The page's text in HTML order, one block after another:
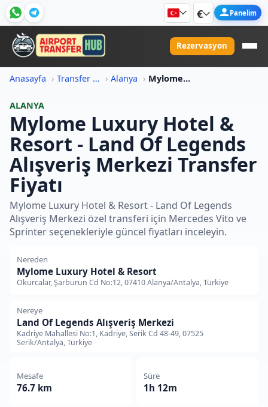
€ Panelim
Rezervasyon
Anasayfa Transfer Fiyat Bilgileri Alanya Mylome Luxury Hotel Resort Land Of Legends Alisveris Merkezi Transfer Fiyati
ALANYA
Mylome Luxury Hotel &
Resort - Land Of Legends
Alışveriş Merkezi Transfer
Fiyatı
Mylome Luxury Hotel & Resort - Land Of Legends
Alışveriş Merkezi özel transferi için Mercedes Vito ve
Sprinter seçenekleriyle güncel fiyatları inceleyin.
Nereden
Mylome Luxury Hotel & Resort
Okurcalar, Şarburun Cd No:12, 07410 Alanya/Antalya, Türkiye
Nereye
Land Of Legends Alışveriş Merkezi
Kadriye Mahallesi No:1, Kadriye, Serik Cd 48-49, 07525
Serik/Antalya, Türkiye
Mesafe
76.7 km
Süre
1h 12m